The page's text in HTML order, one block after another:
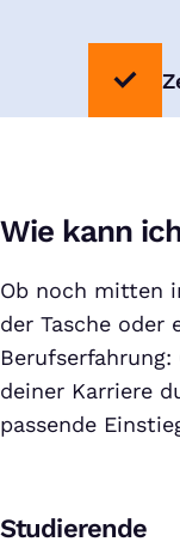
Wie kann
Ob noch mitten
der Tasche oder
deiner Karriere
passende
Studierende